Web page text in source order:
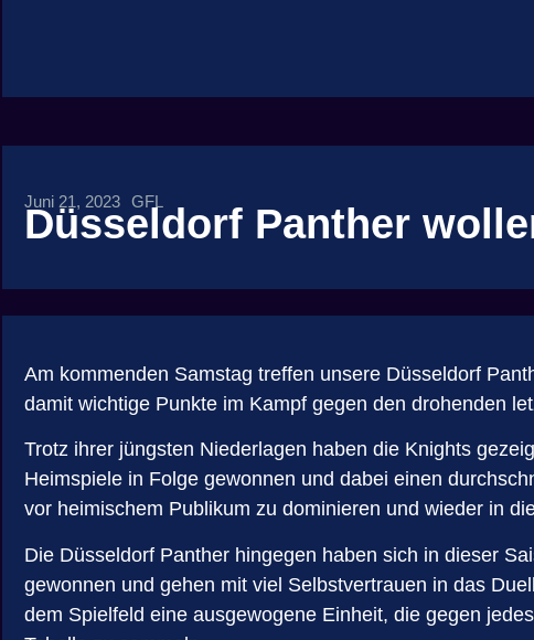
Juni 21, 2023 GFL
Düsseldorf Panther
Am kommenden Samstag treffen unsere Düsseldorf
damit wichtige Punkte im Kampf gegen den drohenden
Trotz ihrer jüngsten Niederlagen haben die Knights
Heimspiele in Folge gewonnen und dabei einen
vor heimischem Publikum zu dominieren und wieder in
Die Düsseldorf Panther hingegen haben sich in dieser
gewonnen und gehen mit viel Selbstvertrauen in das
dem Spielfeld eine ausgewogene Einheit, die gegen